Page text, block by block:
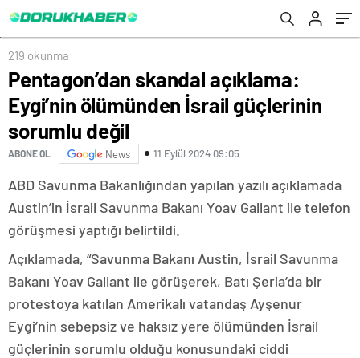
219 okunma
Pentagon’dan skandal açıklama:
Eygi’nin ölümünden İsrail güçlerinin
sorumlu değil
ABONE OL News 11 Eylül 2024 09:05
ABD Savunma Bakanlığından yapılan yazılı açıklamada
Austin’in İsrail Savunma Bakanı Yoav Gallant ile telefon
görüşmesi yaptığı belirtildi.
Açıklamada, “Savunma Bakanı Austin, İsrail Savunma
Bakanı Yoav Gallant ile görüşerek, Batı Şeria’da bir
protestoya katılan Amerikalı vatandaş Ayşenur
Eygi’nin sebepsiz ve haksız yere ölümünden İsrail
güçlerinin sorumlu olduğu konusundaki ciddi